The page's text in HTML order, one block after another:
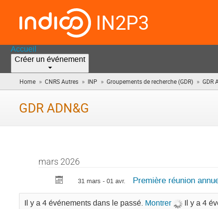
IN2P3
Accueil
Créer un événement
Home » CNRS Autres » INP » Groupements de recherche (GDR) » GDR
GDR ADN&G
mars 2026
31 mars - 01 avr. Première réunion
Il y a 4 événements dans le passé. Montrer Il y a 4